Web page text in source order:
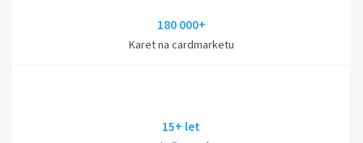
180 000+
Karet na cardmarketu
15+ let